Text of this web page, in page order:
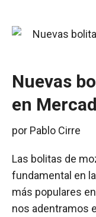
Nuevas
en
por Pablo Cirre
Las bolitas de
fundamental en
más populares
nos adentramos